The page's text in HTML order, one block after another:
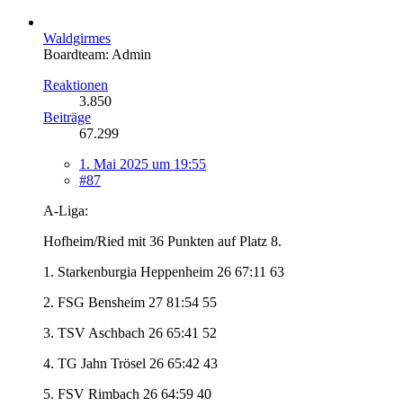
Waldgirmes
Boardteam: Admin
Reaktionen
3.850
Beiträge
67.299
1. Mai 2025 um 19:55
#87
A-Liga:
Hofheim/Ried mit 36 Punkten auf Platz 8.
1. Starkenburgia Heppenheim 26 67:11 63
2. FSG Bensheim 27 81:54 55
3. TSV Aschbach 26 65:41 52
4. TG Jahn Trösel 26 65:42 43
5. FSV Rimbach 26 64:59 40